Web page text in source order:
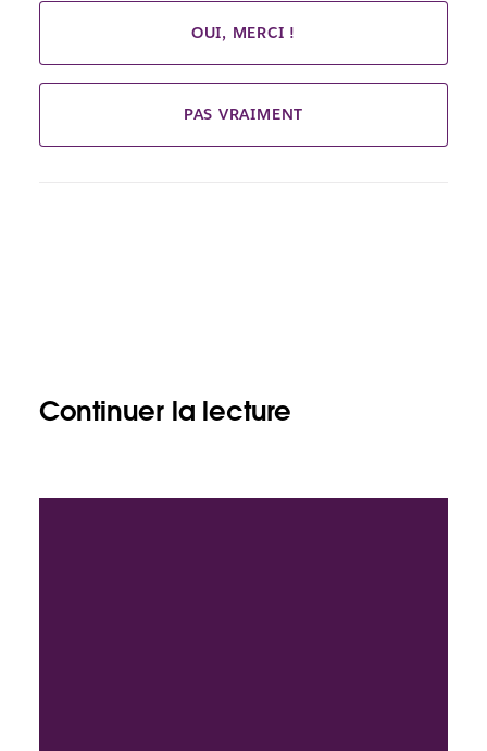
OUI, MERCI !
PAS VRAIMENT
Continuer la lecture